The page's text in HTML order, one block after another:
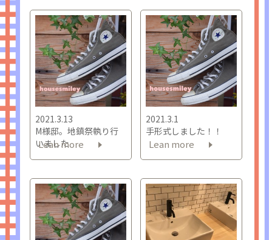
2021.3.13
M様邸。地鎮祭執り行
いました
Lean more
2021.3.1
手形式しました！！
Lean more